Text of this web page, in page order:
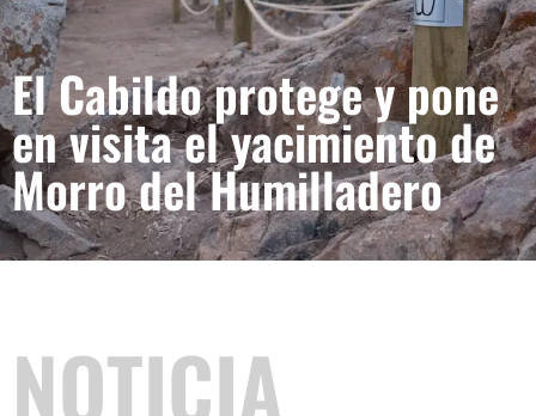
El Cabildo protege y pone
en visita el yacimiento de
Morro del Humilladero
NOTICIA